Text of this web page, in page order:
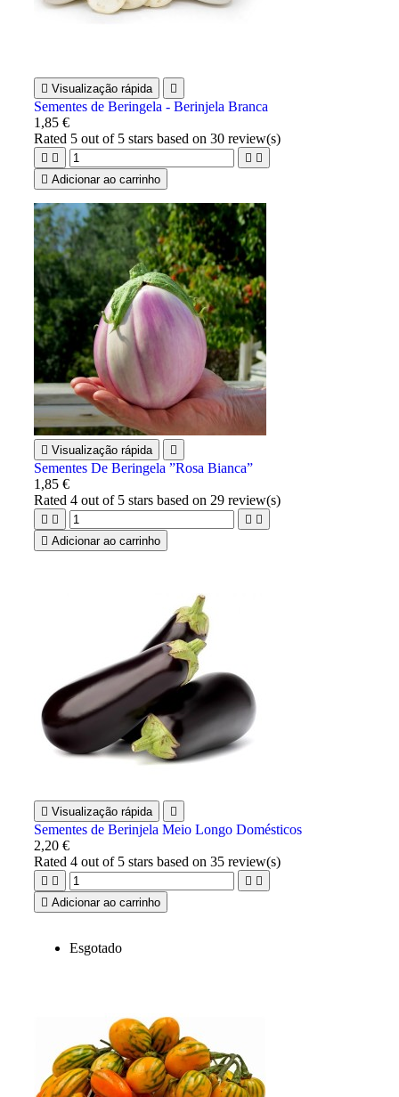
 Visualização rápida 
Sementes de Beringela - Berinjela Branca
1,85 €
Rated 5 out of 5 stars based on30 review(s)
   
 Adicionar ao carrinho
 Visualização rápida 
Sementes De Beringela ”Rosa Bianca”
1,85 €
Rated4 out of 5 stars based on 29 review(s)
   
 Adicionar ao carrinho
 Visualização rápida 
Sementes de Berinjela Meio Longo Domésticos
2,20 €
Rated4 out of 5 stars based on35 review(s)
   
 Adicionar ao carrinho
Esgotado